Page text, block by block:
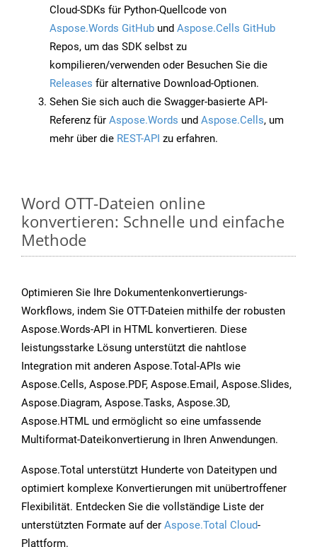
Cloud-SDKs für Python-Quellcode von
Aspose.Words GitHub und Aspose.Cells GitHub
Repos, um das SDK selbst zu
kompilieren/verwenden oder Besuchen Sie die
Releases für alternative Download-Optionen.
Sehen Sie sich auch die Swagger-basierte API-
Referenz für Aspose.Words und Aspose.Cells, um
mehr über die REST-API zu erfahren.
Word OTT-Dateien online
konvertieren: Schnelle und einfache
Methode
Optimieren Sie Ihre Dokumentenkonvertierungs-
Workflows, indem Sie OTT-Dateien mithilfe der robusten
Aspose.Words-API in HTML konvertieren. Diese
leistungsstarke Lösung unterstützt die nahtlose
Integration mit anderen Aspose.Total-APIs wie
Aspose.Cells, Aspose.PDF, Aspose.Email, Aspose.Slides,
Aspose.Diagram, Aspose.Tasks, Aspose.3D,
Aspose.HTML und ermöglicht so eine umfassende
Multiformat-Dateikonvertierung in Ihren Anwendungen.
Aspose.Total unterstützt Hunderte von Dateitypen und
optimiert komplexe Konvertierungen mit unübertroffener
Flexibilität. Entdecken Sie die vollständige Liste der
unterstützten Formate auf der Aspose.Total Cloud-
Plattform.